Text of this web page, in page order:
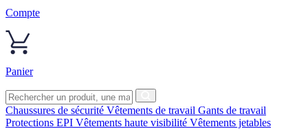
Compte
Panier
Chaussures de sécurité Vêtements de travail Gants de travail
Protections EPI Vêtements haute visibilité Vêtements jetables